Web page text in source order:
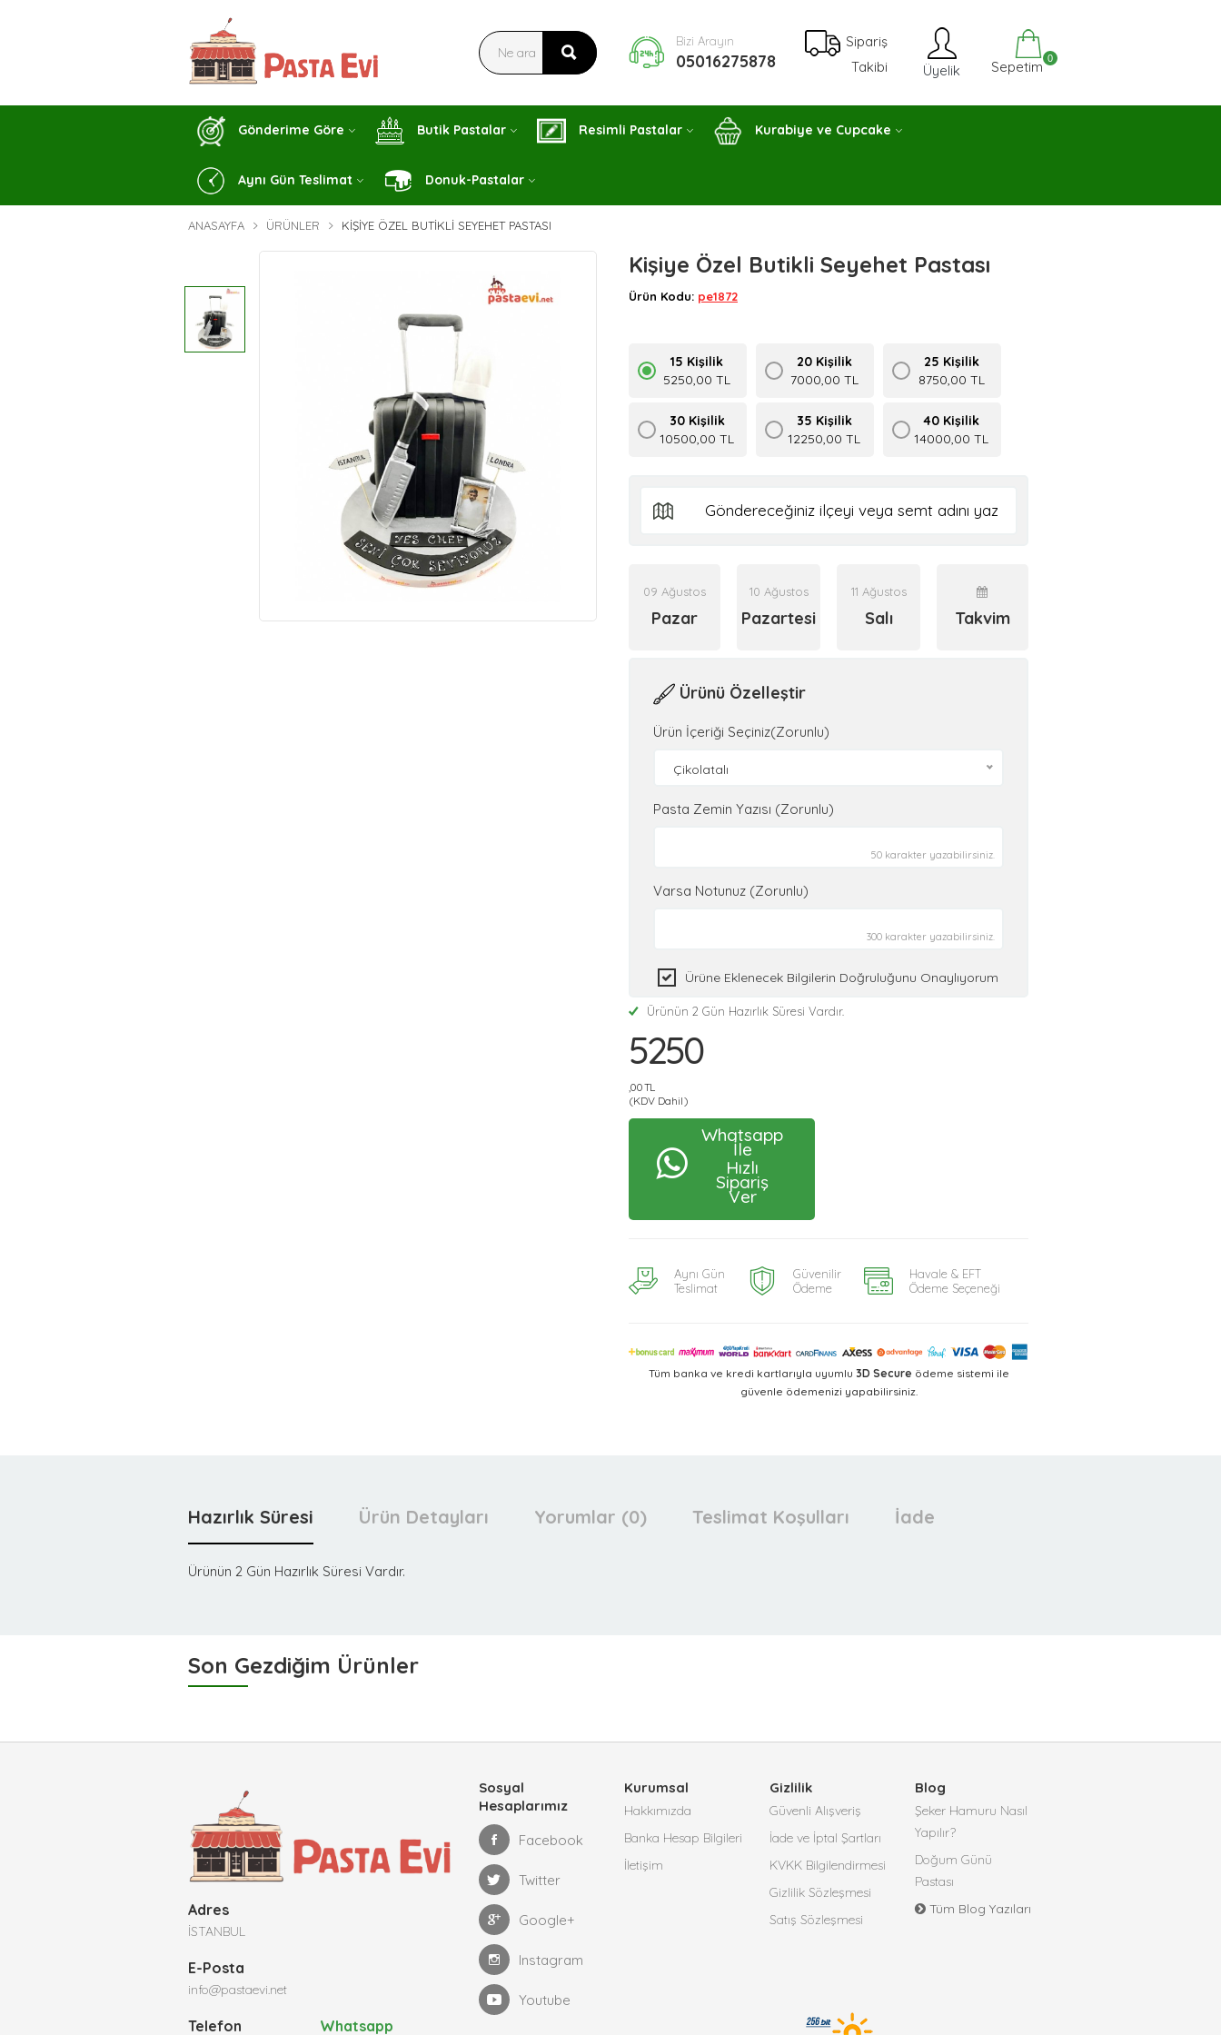
Sipariş
Takibi
Bizi Arayın
05016275878 Üyelik Sepetim 0
Gönderime Göre Butik Pastalar Resimli Pastalar Kurabiye ve Cupcake
Aynı Gün Teslimat Donuk-Pastalar
ANASAYFA ÜRÜNLER KIŞIYE ÖZEL BUTIKLI SEYEHET PASTASI
Kişiye Özel Butikli Seyehet Pastası
Ürün Kodu: pe1872
15 Kişilik
5250,00 TL
20 Kişilik
7000,00 TL
25 Kişilik
8750,00 TL
30 Kişilik
10500,00 TL
35 Kişilik
12250,00 TL
40 Kişilik
14000,00 TL
09 Ağustos
Pazar
10 Ağustos
Pazartesi
11 Ağustos
Salı Takvim
Ürünü Özelleştir
Ürün İçeriği Seçiniz(Zorunlu)
Çikolatalı
Pasta Zemin Yazısı (Zorunlu)
50 karakter yazabilirsiniz.
Varsa Notunuz (Zorunlu)
300 karakter yazabilirsiniz.
Ürüne Eklenecek Bilgilerin Doğruluğunu Onaylıyorum
Ürünün 2 Gün Hazırlık Süresi Vardır.
5250
,00 TL
(KDV Dahil)
Whatsapp
İle
Hızlı
Sipariş
Ver
Aynı Gün
Teslimat
Güvenilir
Ödeme
Havale & EFT
Ödeme Seçeneği
Tüm banka ve kredi kartlarıyla uyumlu 3D Secure ödeme sistemi ile
güvenle ödemenizi yapabilirsiniz.
Hazırlık Süresi Ürün Detayları Yorumlar (0) Teslimat Koşulları İade
Ürünün 2 Gün Hazırlık Süresi Vardır.
Son Gezdiğim Ürünler
Adres
İSTANBUL
E-Posta
info@pastaevi.net
Telefon Whatsapp
Sosyal
Hesaplarımız
Facebook
Twitter
Google+
Instagram
Youtube
Kurumsal
Hakkımızda
Banka Hesap Bilgileri
İletişim
Gizlilik
Güvenli Alışveriş
İade ve İptal Şartları
KVKK Bilgilendirmesi
Gizlilik Sözleşmesi
Satış Sözleşmesi
Blog
Şeker Hamuru Nasıl
Yapılır?
Doğum Günü
Pastası
Tüm Blog Yazıları